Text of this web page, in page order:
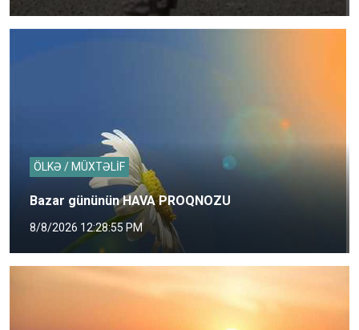
ÖLKƏ / MÜXTƏLİF
Bazar gününün HAVA PROQNOZU
8/8/2026 12:28:55 PM